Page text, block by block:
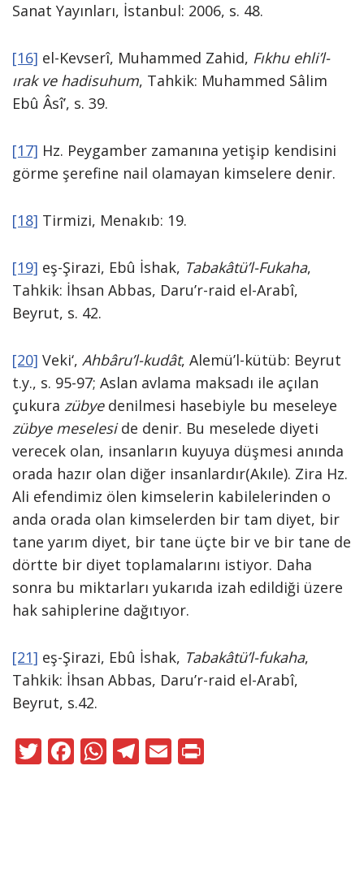
Sanat Yayınları, İstanbul: 2006, s. 48.
[16] el-Kevserî, Muhammed Zahid, Fıkhu ehli’l-
ırak ve hadisuhum, Tahkik: Muhammed Sâlim
Ebû Âsî’, s. 39.
[17] Hz. Peygamber zamanına yetişip kendisini
görme şerefine nail olamayan kimselere denir.
[18] Tirmizi, Menakıb: 19.
[19] eş-Şirazi, Ebû İshak, Tabakâtü’l-Fukaha,
Tahkik: İhsan Abbas, Daru’r-raid el-Arabî,
Beyrut, s. 42.
[20] Veki‘, Ahbâru’l-kudât, Alemü’l-kütüb: Beyrut
t.y., s. 95-97; Aslan avlama maksadı ile açılan
çukura zübyedenilmesi hasebiyle bu meseleye
zübye meseleside denir. Bu meselede diyeti
verecek olan, insanların kuyuya düşmesi anında
orada hazır olan diğer insanlardır(Akıle). Zira Hz.
Ali efendimiz ölen kimselerin kabilelerinden o
anda orada olan kimselerden bir tam diyet, bir
tane yarım diyet, bir tane üçte bir ve bir tane de
dörtte bir diyet toplamalarını istiyor. Daha
sonra bu miktarları yukarıda izah edildiği üzere
hak sahiplerine dağıtıyor.
[21] eş-Şirazi, Ebû İshak, Tabakâtü’l-fukaha,
Tahkik: İhsan Abbas, Daru’r-raid el-Arabî,
Beyrut, s.42.
T F W T E